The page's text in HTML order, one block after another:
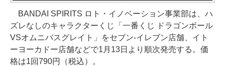
BANDAI SPIRITS ロト・イノベーション事業部は、ハ
ズレなしのキャラクターくじ「一番くじ ドラゴンボール
VSオムニバスグレイト」をセブン‐イレブン店舗、イト
ーヨーカドー店舗などで1月13日より順次発売する。価
格は1回790円（税込）。